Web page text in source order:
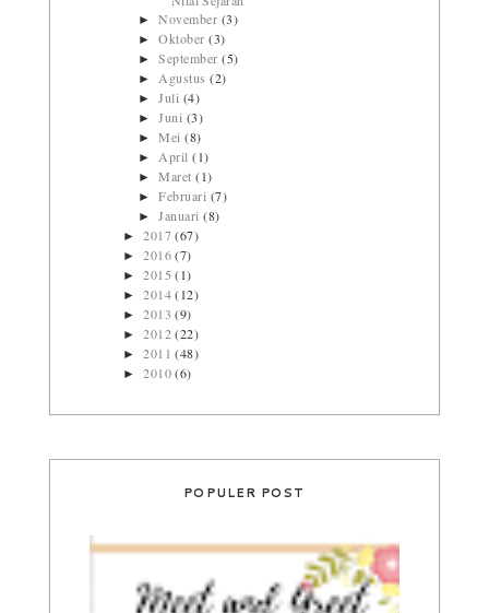
►November (3)
►Oktober(3)
►September(5)
►Agustus(2)
►Juli (4)
►Juni (3)
►Mei(8)
►April(1)
►Maret(1)
►Februari (7)
►Januari(8)
►2017(67)
►2016(7)
►2015(1)
►2014(12)
►2013(9)
►2012(22)
►2011(48)
►2010(6)
POPULER POST